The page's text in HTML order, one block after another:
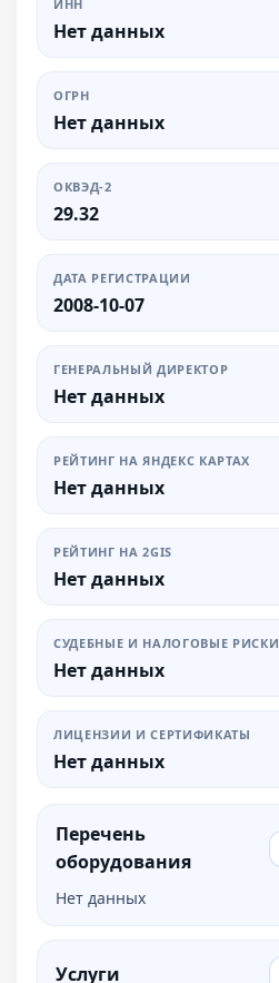
ИНН
Нет данных
ОГРН
Нет данных
ОКВЭД-2
29.32
ДАТА РЕГИСТРАЦИИ
2008-10-07
ГЕНЕРАЛЬНЫЙ ДИРЕКТОР
Нет данных
РЕЙТИНГ НА ЯНДЕКС КАРТАХ
Нет данных
РЕЙТИНГ НА 2GIS
Нет данных
СУДЕБНЫЕ И НАЛОГОВЫЕ РИСКИ
Нет данных
ЛИЦЕНЗИИ И СЕРТИФИКАТЫ
Нет данных
Перечень
оборудования
Нет данных
Услуги